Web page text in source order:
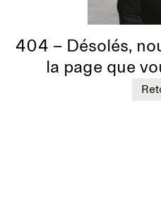
404 – Désolés,
la page que